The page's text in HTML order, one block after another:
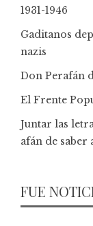
1931-1946
Gaditanos
nazis
Don Perafán
El Frente
Juntar las
afán de saber
FUE